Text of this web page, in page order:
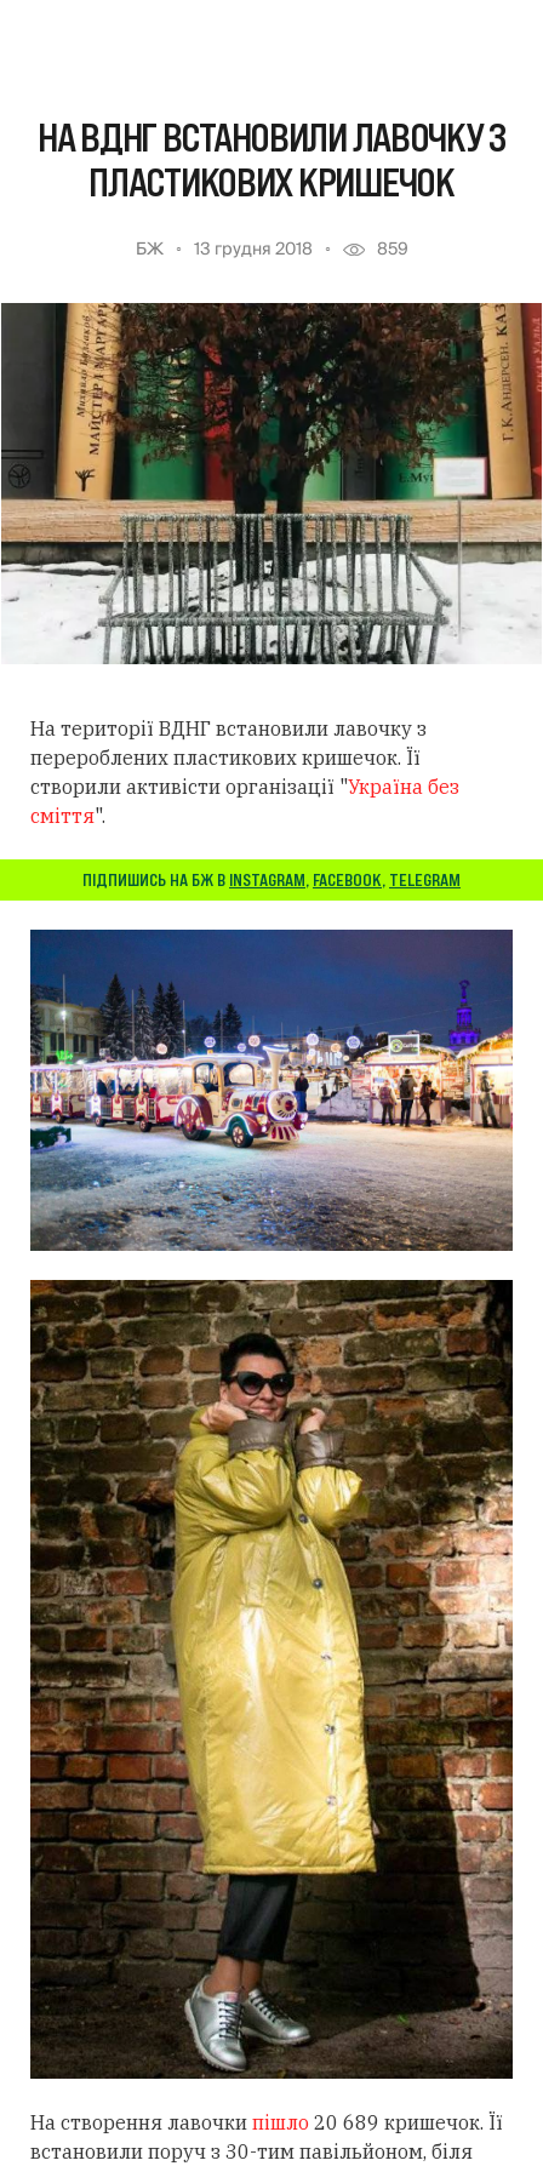
НА ВДНГ ВСТАНОВИЛИ ЛАВОЧКУ З
ПЛАСТИКОВИХ КРИШЕЧОК
БЖ 13 грудня 2018 859
На території ВДНГ встановили лавочку з
перероблених пластикових кришечок. Її
створили активісти організації "Україна без
сміття".
ПІДПИШИСЬ НА БЖ В INSTAGRAM, FACEBOOK, TELEGRAM
На створення лавочки пішло 20 689 кришечок. Її
встановили поруч з 30-тим павільйоном, біля